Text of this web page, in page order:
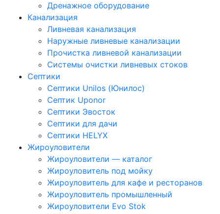
Дренажное оборудование
Канализация
Ливневая канализация
Наружные ливневые канализации
Прочистка ливневой канализации
Системы очистки ливневых стоков
Септики
Септики Unilos (Юнилос)
Септик Uponor
Септики Эвосток
Септики для дачи
Септики HELYX
Жироуловители
Жироуловители — каталог
Жироуловитель под мойку
Жироуловитель для кафе и ресторанов
Жироуловитель промышленный
Жироуловители Evo Stok